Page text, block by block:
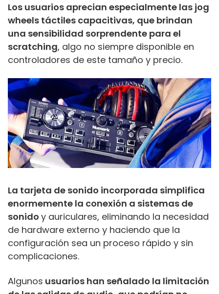
Los usuarios aprecian especialmente las jog
wheels táctiles capacitivas, que brindan
una sensibilidad sorprendente para el
scratching, algo no siempre disponible en
controladores de este tamaño y precio.
La tarjeta de sonido incorporada simplifica
enormemente la conexión a sistemas de
sonido y auriculares, eliminando la necesidad
de hardware externo y haciendo que la
configuración sea un proceso rápido y sin
complicaciones.
Algunos usuarios han señalado la limitación